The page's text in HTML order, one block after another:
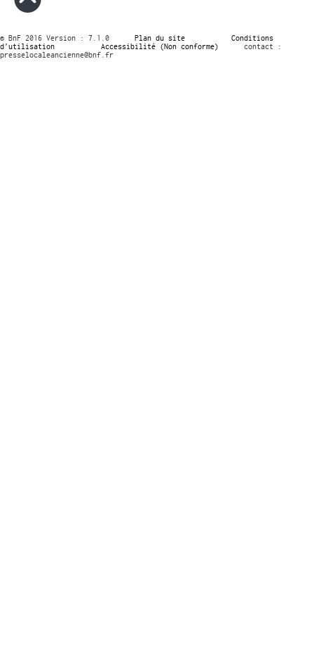
© BnF 2016 Version : 7.1.0 Plan du site
Conditions
d’utilisation
Accessibilité (Non conforme)
contact :
presselocaleancienne@bnf.fr